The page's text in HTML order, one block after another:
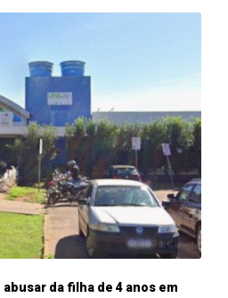
da filha de 4 anos em